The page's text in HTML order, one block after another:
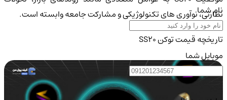
نظارتی، نوآوری های تکنولوژیکی و مشارکت جامعه وابسته است.
تاریخچه قیمت توکن SS20
نام شما
موبایل شما